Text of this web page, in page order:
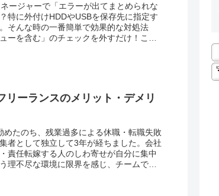
ージャーで「エラーが出てまとめられな
特に外付けHDDやUSBを保存先に指定す
そんな時の一番簡単で効果的な対処法
ーを含む」のチェックを外すだけ！これ
リーランスのメリット・デメリ
めたのち、残業過多による休職・転職失敗
者として独立して3年が経ちました。会社
責任転嫁する人のしわ寄せが自分に集中
理不尽な環境に限界を感じ、チームで働